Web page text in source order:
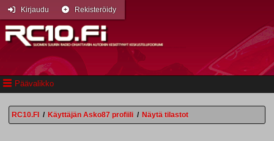
Päävalikko
Kirjaudu Rekisteröidy
RC10.FI / Käyttäjän Asko87 profiili / Näytä tilastot